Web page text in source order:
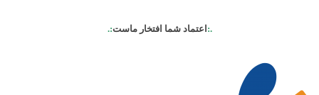
.:اعتماد شما افتخار ماست:.